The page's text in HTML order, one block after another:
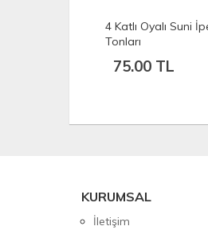
4 Katlı Oyalı Suni
Turuncu Tonları
75.00 TL
KURUMSAL
İletişim